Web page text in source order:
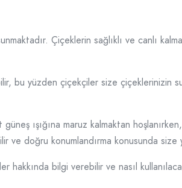
Çiçeklerin sağlıklı ve canlı
bu yüzden çiçekçiler size çiçeklerinizin
ışığına maruz kalmaktan
doğru konumlandırma konusunda size
bilgi verebilir ve nasıl